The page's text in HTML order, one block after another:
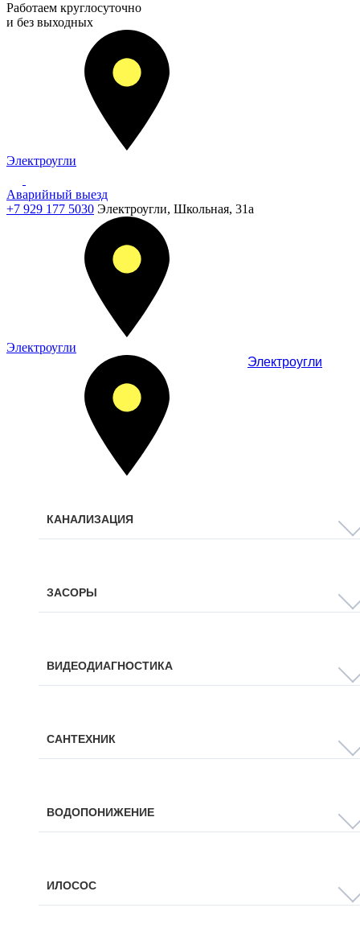
Работаем круглосуточно
и без выходных
Электроугли
Аварийный выезд
+7 929 177 5030 Электроугли, Школьная, 31а
Электроугли
Электроугли
КАНАЛИЗАЦИЯ
ЗАСОРЫ
ВИДЕОДИАГНОСТИКА
САНТЕХНИК
ВОДОПОНИЖЕНИЕ
ИЛОСОС